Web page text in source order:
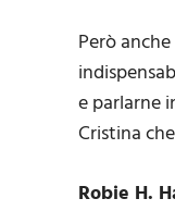
Però
e parlarne
Cristina
Robie H.